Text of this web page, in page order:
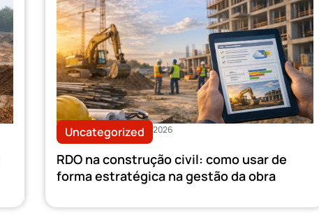
Uncategorized 2026
RDO na construção civil: como usar de
forma estratégica na gestão da obra